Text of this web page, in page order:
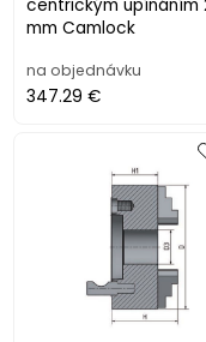
centrickým upínáním 200
mm Camlock
na objednávku
347.29 €